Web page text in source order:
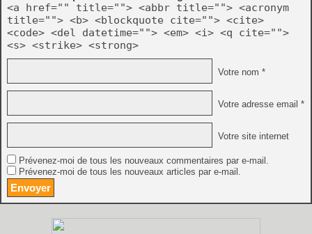
<a href="" title=""> <abbr title=""> <acronym
title=""> <b> <blockquote cite=""> <cite>
<code> <del datetime=""> <em> <i> <q cite="">
<s> <strike> <strong>
Votre nom *
Votre adresse email *
Votre site internet
Prévenez-moi de tous les nouveaux commentaires par e-mail.
Prévenez-moi de tous les nouveaux articles par e-mail.